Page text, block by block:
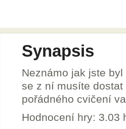
Synapsis
Neznámo jak jste
se z ní musíte dostat
pořádného cvičení
Hodnocení hry: 3.03